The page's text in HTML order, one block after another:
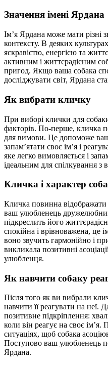
Значення імені Ярдана
Ім’я Ярдана може мати різні
контексту. В деяких
яскравістю, енергією та
активним і життєрадісним
пригод. Якщо ваша собака
досліджувати світ, Ярдана
Як вибрати кличку
При виборі клички для
факторів. По-перше, кличка
для вимови. Це допоможе
запам’ятати своє ім’я і
яке легко вимовляється і
ідеальним для спілкування
Кличка і характер
Кличка повинна
ваш улюбленець
підкреслить його
спокійна і врівноважена, це
воно звучить гармонійно і
викликала позитивні
улюбленця.
Як навчити собаку
Після того як ви вибрали
навчити її реагувати на неї.
позитивне підкріплення:
коли він реагує на своє ім’я.
ситуаціях, щоб собака
Поступово ваш улюбленець
Ярдана.